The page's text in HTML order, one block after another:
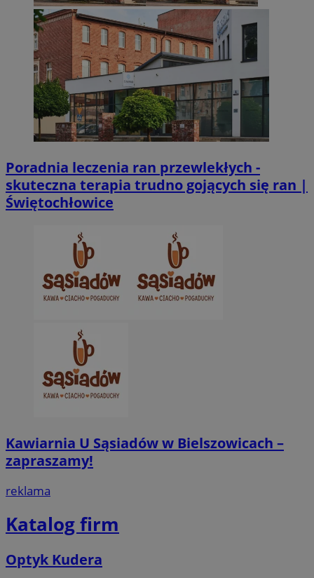
Poradnia leczenia ran przewlekłych -
skuteczna terapia trudno gojących się ran |
Świętochłowice
Kawiarnia U Sąsiadów w Bielszowicach –
zapraszamy!
reklama
Katalog firm
Optyk Kudera